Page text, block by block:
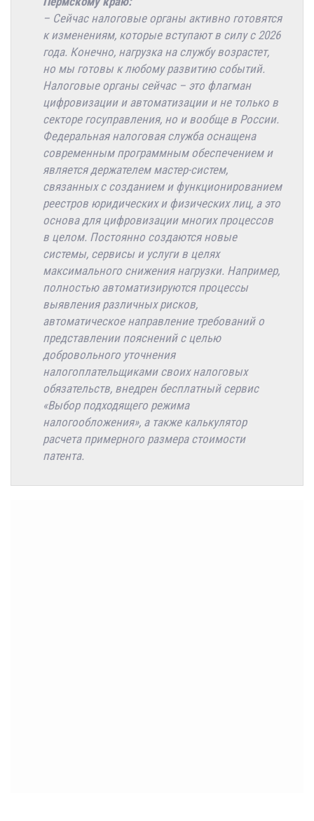
– Сейчас налоговые органы активно готовятся
к изменениям, которые вступают в силу с 2026
года. Конечно, нагрузка на службу возрастет,
но мы готовы к любому развитию событий.
Налоговые органы сейчас – это флагман
цифровизации и автоматизации и не только в
секторе госуправления, но и вообще в России.
Федеральная налоговая служба оснащена
современным программным обеспечением и
является держателем мастер-систем,
связанных с созданием и функционированием
реестров юридических и физических лиц, а это
основа для цифровизации многих процессов
в целом. Постоянно создаются новые
системы, сервисы и услуги в целях
максимального снижения нагрузки. Например,
полностью автоматизируются процессы
выявления различных рисков,
автоматическое направление требований о
представлении пояснений с целью
добровольного уточнения
налогоплательщиками своих налоговых
обязательств, внедрен бесплатный сервис
«Выбор подходящего режима
налогообложения», а также калькулятор
расчета примерного размера стоимости
патента.